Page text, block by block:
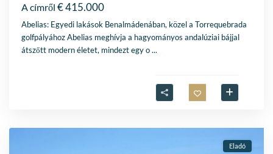
A címről € 415.000
Abelias: Egyedi lakások Benalmádenában, közel a Torrequebrada
golfpályához Abelias meghívja a hagyományos andalúziai bájjal
átszőtt modern életet, mindezt egy o...
Eladó